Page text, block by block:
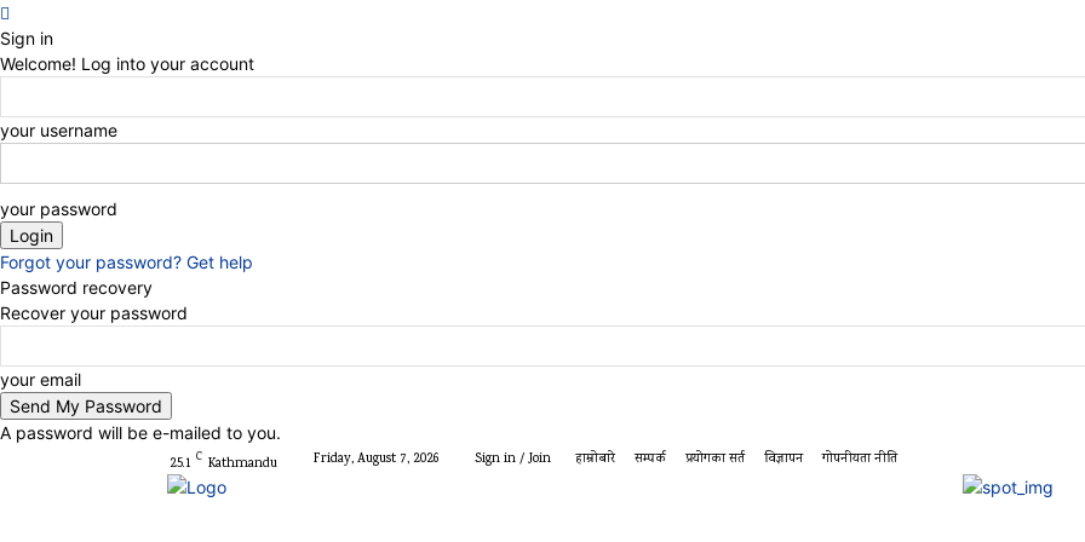
Sign in
Welcome! Log into your account
your username
your password
Forgot your password? Get help
Password recovery
Recover your password
your email
A password will be e-mailed to you.
25.1 C Kathmandu Friday, August 7, 2026 Sign in / Join हाम्रोबारे सम्पर्क प्रयोगका सर्त विज्ञापन गोपनीयता नीति